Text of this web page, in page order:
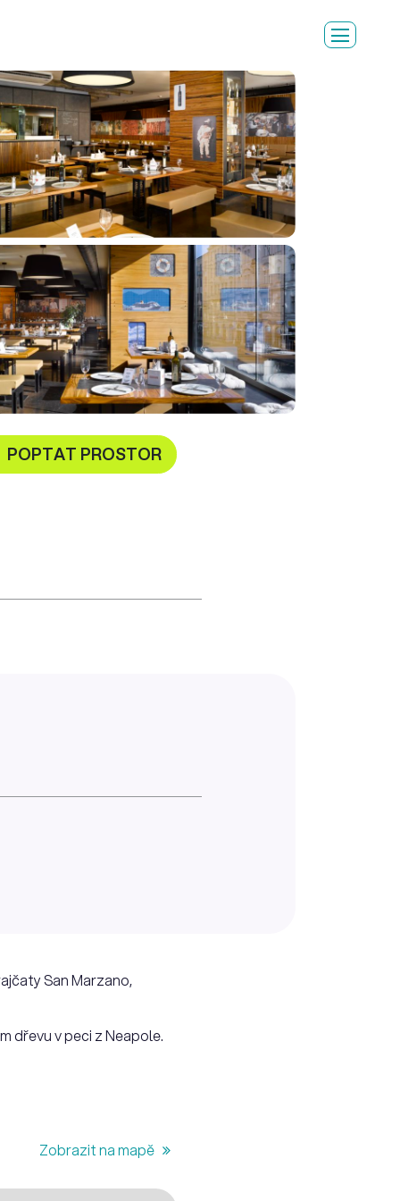
POPTAT PROSTOR
San Marzano,
dřevu v peci z Neapole.
Zobrazit na mapě